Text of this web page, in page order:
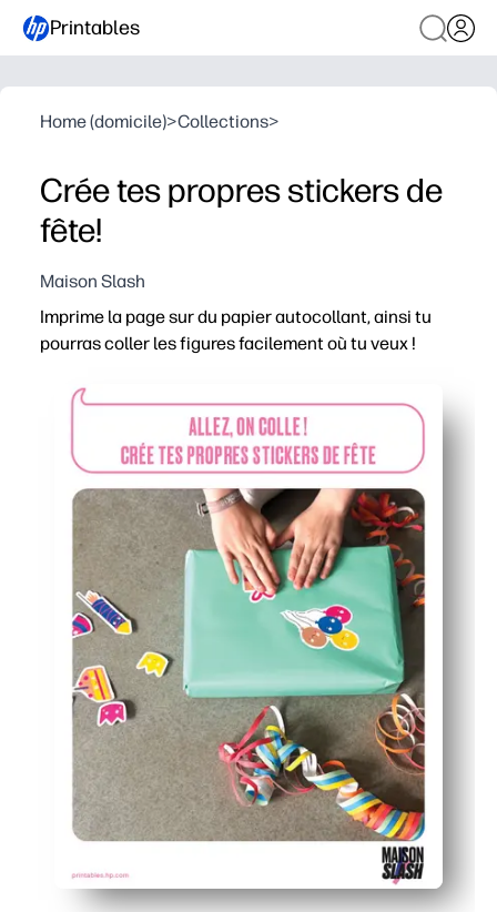
Printables
Home (domicile)>Collections>
Crée tes propres stickers de
fête!
Maison Slash
Imprime la page sur du papier autocollant, ainsi tu
pourras coller les figures facilement où tu veux !